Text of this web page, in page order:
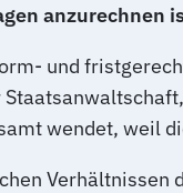
anzurechnen
und
wendet, weil
Verhältnissen